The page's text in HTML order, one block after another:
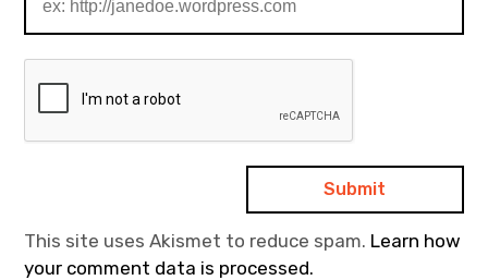
This site uses Akismet to reduce spam. Learn how
your comment data is processed.